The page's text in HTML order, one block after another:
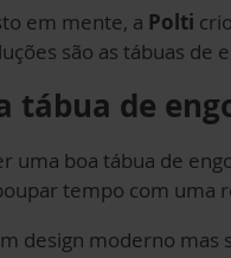
em mente, a Polti
são as tábuas de
tábua de
uma boa tábua de
tempo com uma
design moderno mas